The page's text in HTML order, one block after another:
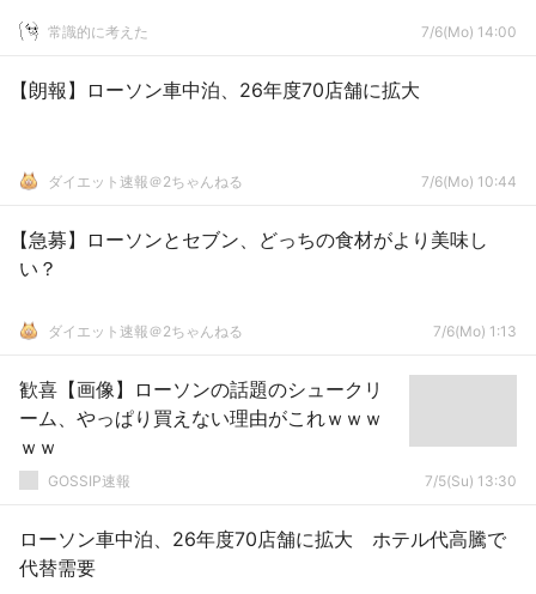
常識的に考えた 7/6(Mo) 14:00
【朗報】ローソン車中泊、26年度70店舗に拡大
ダイエット速報＠2ちゃんねる 7/6(Mo) 10:44
【急募】ローソンとセブン、どっちの食材がより美味し
い？
ダイエット速報＠2ちゃんねる 7/6(Mo) 1:13
歓喜【画像】ローソンの話題のシュークリ
ーム、やっぱり買えない理由がこれｗｗｗ
ｗｗ
GOSSIP速報 7/5(Su) 13:30
ローソン車中泊、26年度70店舗に拡大 ホテル代高騰で
代替需要